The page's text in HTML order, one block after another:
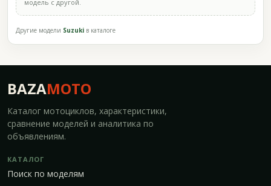
модель с другой.
Другие модели Suzuki в каталоге
BAZAMOTO
Каталог мотоциклов, характеристики,
сравнение моделей и аналитика по
объявлениям.
КАТАЛОГ
Поиск по моделям